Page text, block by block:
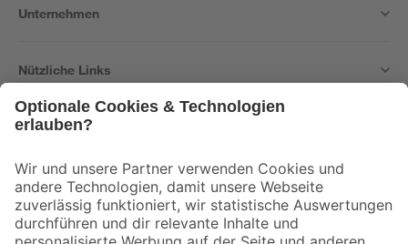
Unternehmen
Nützliche Links
Der toom Newsletter: Keine Angebote und Aktionen mehr verpassen!
Zur Newsletter Anmeldung